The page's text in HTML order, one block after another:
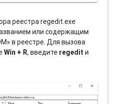
реестра regedit.exe
или содержащим
в реестре. Для вызова
Win + R, введите regedit и